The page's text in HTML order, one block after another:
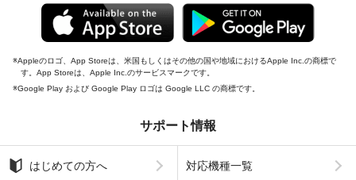
Appleのロゴ、App Storeは、米国もしくはその他の国や地域におけるApple Inc.の商標で
す。App Storeは、Apple Inc.のサービスマークです。
Google Play および Google Play ロゴは Google LLC の商標です。
サポート情報
はじめての方へ 対応機種一覧